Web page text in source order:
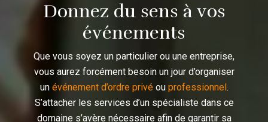
Donnez du sens à vos
événements
Que vous soyez un particulier ou une entreprise,
vous aurez forcément besoin un jour d’organiser
un événement d’ordre privéou professionnel.
S’attacher les services d’un spécialiste dans ce
domaine s’avère nécessaire afin de garantir sa